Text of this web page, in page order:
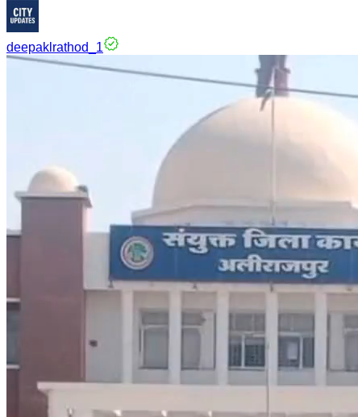
deepaklrathod_1